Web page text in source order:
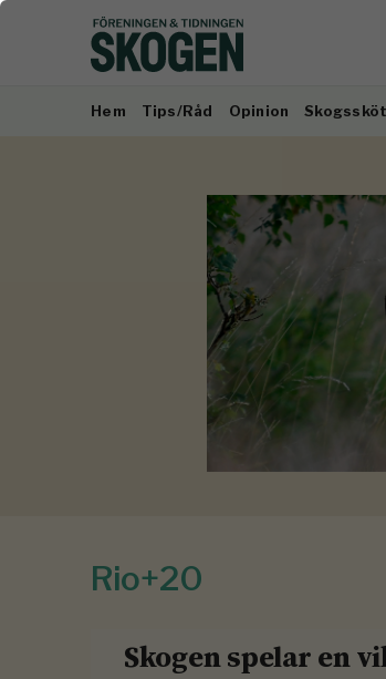
Hem Tips/Råd Opinion
Rio+20
Skogen spelar en